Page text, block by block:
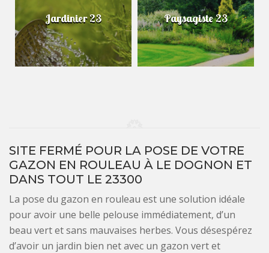
Jardinier 23 Paysagiste 23
SITE FERMÉ POUR LA POSE DE VOTRE
GAZON EN ROULEAU À LE DOGNON ET
DANS TOUT LE 23300
La pose du gazon en rouleau est une solution idéale
pour avoir une belle pelouse immédiatement, d’un
beau vert et sans mauvaises herbes. Vous désespérez
d’avoir un jardin bien net avec un gazon vert et